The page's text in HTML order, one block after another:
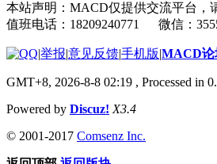
本站声明：MACD仅提供交流平台，
值班电话：18209240771 微信：
|举报|意见反馈|手机版|MACD论
GMT+8, 2026-8-8 02:19 , Processed in
Powered by Discuz! X3.4
© 2001-2017 Comsenz Inc.